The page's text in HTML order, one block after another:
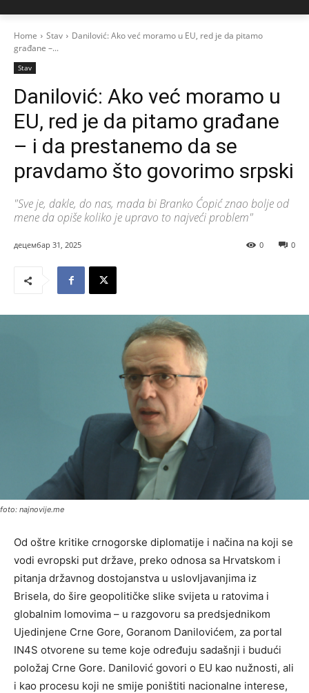
Home Stav
Danilović: Ako već moramo u EU, red je da pitamo
građane –...
Stav
Danilović: Ako već moramo u
EU, red je da pitamo građane
– i da prestanemo da se
pravdamo što govorimo srpski
"Sve je, dakle, do nas, mada bi Branko Ćopić znao bolje od
mene da opiše koliko je upravo to najveći problem"
децембар 31, 2025 0
0
foto: najnovije.me
Od oštre kritike crnogorske diplomatije i načina na koji se
vodi evropski put države, preko odnosa sa Hrvatskom i
pitanja državnog dostojanstva u uslovljavanjima iz
Brisela, do šire geopolitičke slike svijeta u ratovima i
globalnim lomovima – u razgovoru sa predsjednikom
Ujedinjene Crne Gore, Goranom Danilovićem, za portal
IN4S otvorene su teme koje određuju sadašnji i budući
položaj Crne Gore. Danilović govori o EU kao nužnosti, ali
i kao procesu koji ne smije poništiti nacionalne interese,